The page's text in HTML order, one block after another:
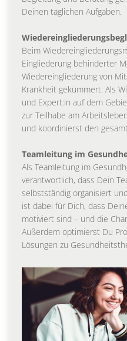
Deinen täglichen Aufgaben.
Beim
Eingliederung behinderter
Wiedereingliederung von
Krankheit gekümmert. Als
und Expert:in auf dem
zur Teilhabe am
und koordinierst den
Teamleitung im
Als Teamleitung im
verantwortlich, dass Dein
selbstständig organisiert
ist dabei für Dich, dass
motiviert sind – und die
Außerdem optimierst Du
Lösungen zu